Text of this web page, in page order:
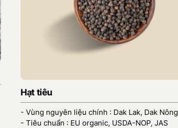
Hạt tiêu
- Vùng nguyên liệu chính : Dak Lak, Dak Nông
- Tiêu chuẩn : EU organic, USDA-NOP, JAS